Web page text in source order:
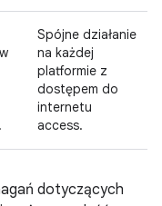
Spójne działanie
na każdej
platformie z
dostępem do
internetu
access.
dotyczących